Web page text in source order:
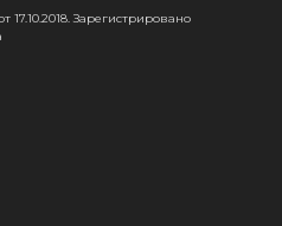
17.10.2018. Зарегистрировано